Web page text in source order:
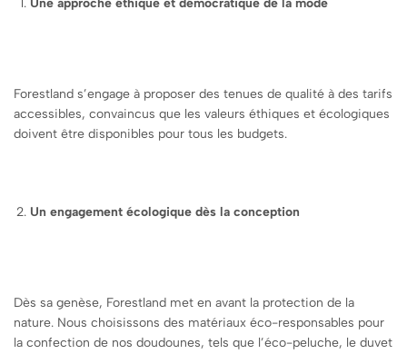
Une approche éthique et démocratique de la mode
Forestland s’engage à proposer des tenues de qualité à des tarifs
accessibles, convaincus que les valeurs éthiques et écologiques
doivent être disponibles pour tous les budgets.
Un engagement écologique dès la conception
Dès sa genèse, Forestland met en avant la protection de la
nature. Nous choisissons des matériaux éco-responsables pour
la confection de nos doudounes, tels que l’éco-peluche, le duvet